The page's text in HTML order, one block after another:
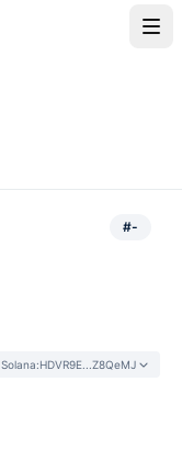
#-
Solana:HDVR9E...Z8QeMJ